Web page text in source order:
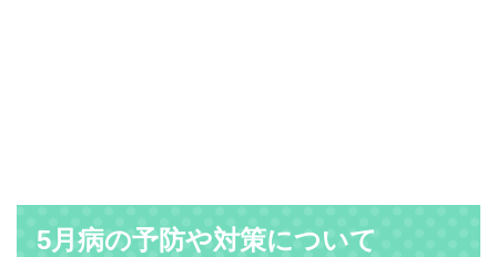
5月病の予防や対策について